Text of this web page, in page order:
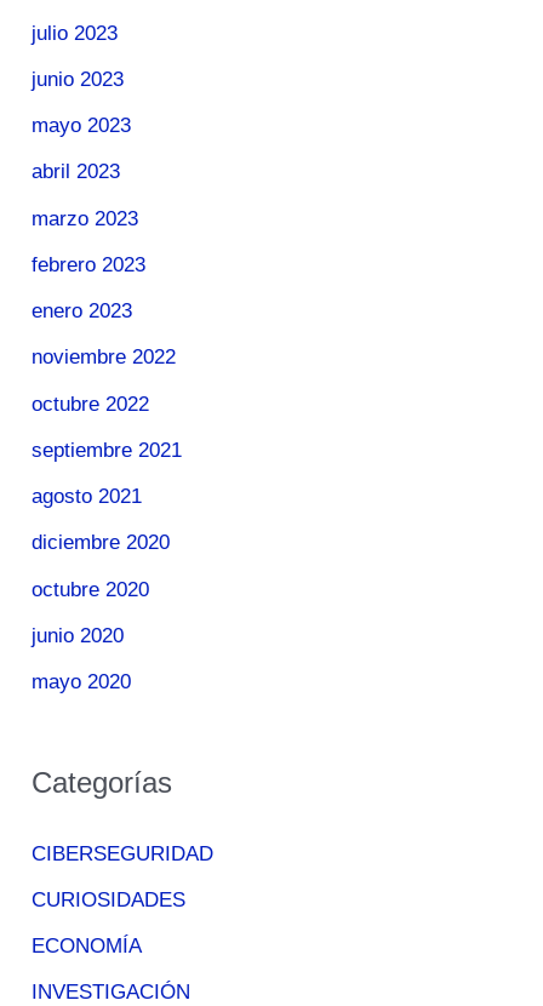
julio 2023
junio 2023
mayo 2023
abril 2023
marzo 2023
febrero 2023
enero 2023
noviembre 2022
octubre 2022
septiembre 2021
agosto 2021
diciembre 2020
octubre 2020
junio 2020
mayo 2020
Categorías
CIBERSEGURIDAD
CURIOSIDADES
ECONOMÍA
INVESTIGACIÓN